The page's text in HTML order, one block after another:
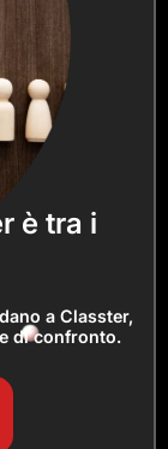
è tra i
a Classter,
di confronto.